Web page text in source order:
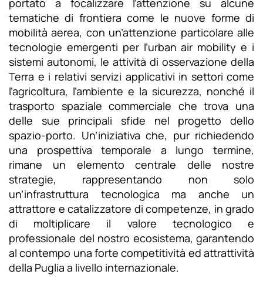
portato a focalizzare l’attenzione su alcune
tematiche di frontiera come le nuove forme di
mobilità aerea, con un’attenzione particolare alle
tecnologie emergenti per l’urban air mobility e i
sistemi autonomi, le attività di osservazione della
Terra e i relativi servizi applicativi in settori come
l’agricoltura, l’ambiente e la sicurezza, nonché il
trasporto spaziale commerciale che trova una
delle sue principali sfide nel progetto dello
spazio-porto. Un’iniziativa che, pur richiedendo
una prospettiva temporale a lungo termine,
rimane un elemento centrale delle nostre
strategie, rappresentando non solo
un’infrastruttura tecnologica ma anche un
attrattore e catalizzatore di competenze, in grado
di moltiplicare il valore tecnologico e
professionale del nostro ecosistema, garantendo
al contempo una forte competitività ed attrattività
della Puglia a livello internazionale.